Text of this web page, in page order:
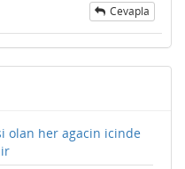
Cevapla
olan her agacin icinde